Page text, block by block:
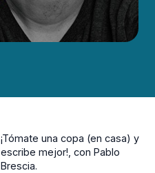
¡Tómate una copa (en casa) y
escribe mejor!, con Pablo
Brescia.